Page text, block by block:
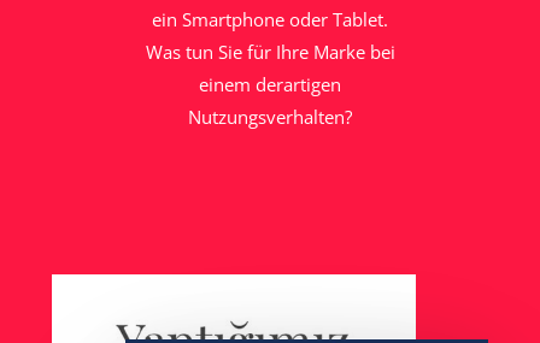
ein Smartphone oder Tablet.
Was tun Sie für Ihre Marke bei
einem derartigen
Nutzungsverhalten?